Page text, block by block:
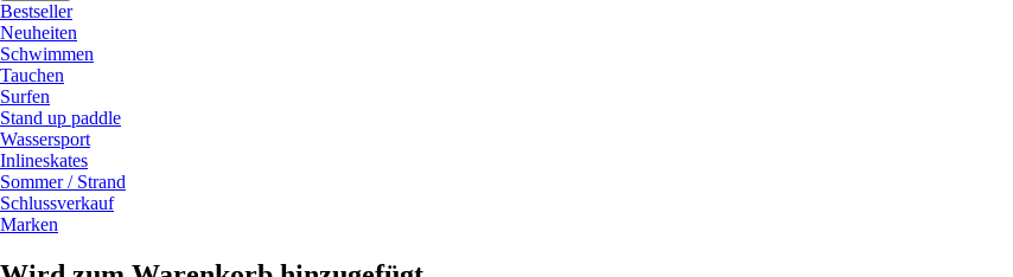
Bestseller
Neuheiten
Schwimmen
Tauchen
Surfen
Stand up paddle
Wassersport
Inlineskates
Sommer / Strand
Schlussverkauf
Marken